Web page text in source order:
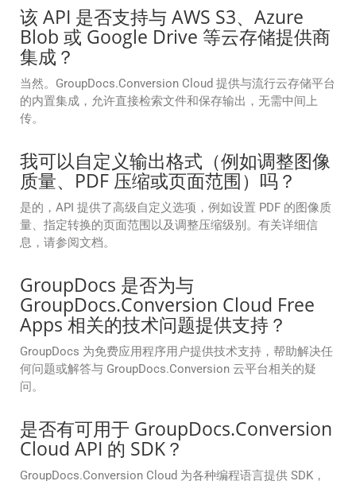
该 API 是否支持与 AWS S3、Azure
Blob 或 Google Drive 等云存储提供商
集成？
当然。GroupDocs.Conversion Cloud 提供与流行云存储平台
的内置集成，允许直接检索文件和保存输出，无需中间上
传。
我可以自定义输出格式（例如调整图像
质量、PDF 压缩或页面范围）吗？
是的，API 提供了高级自定义选项，例如设置 PDF 的图像质
量、指定转换的页面范围以及调整压缩级别。有关详细信
息，请参阅文档。
GroupDocs 是否为与
GroupDocs.Conversion Cloud Free
Apps 相关的技术问题提供支持？
GroupDocs 为免费应用程序用户提供技术支持，帮助解决任
何问题或解答与 GroupDocs.Conversion 云平台相关的疑
问。
是否有可用于 GroupDocs.Conversion
Cloud API 的 SDK？
GroupDocs.Conversion Cloud 为各种编程语言提供 SDK，